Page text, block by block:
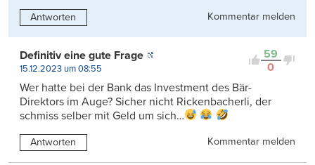
Antworten Kommentar melden
59
0
Definitiv eine gute Frage
15.12.2023 um 08:55
Wer hatte bei der Bank das Investment des Bär-
Direktors im Auge? Sicher nicht Rickenbacherli, der
schmiss selber mit Geld um sich…
Antworten Kommentar melden